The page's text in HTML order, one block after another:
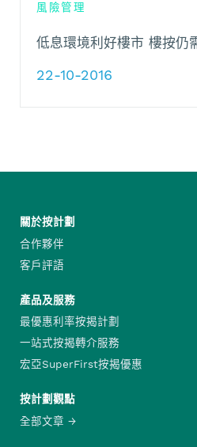
風險管理
低息環境利好樓市 樓按仍
22-10-2016
關於按計劃
合作夥伴
客戶評語
產品及服務
最優惠利率按揭計劃
一站式按揭轉介服務
宏亞SuperFirst按揭優惠
按計劃觀點
全部文章